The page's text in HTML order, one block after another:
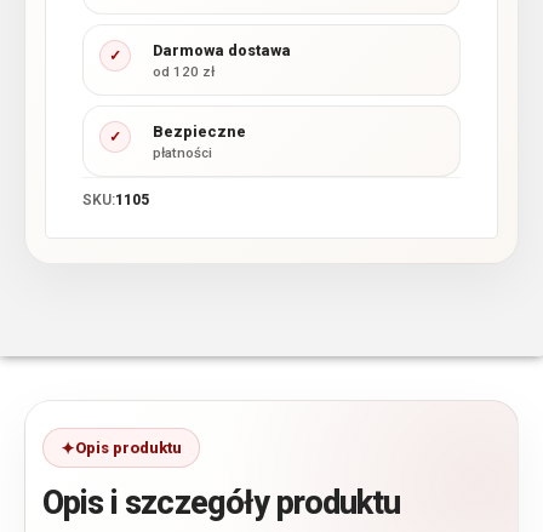
✓ Darmowa dostawa
od 120 zł
✓ Bezpieczne
płatności
SKU:1105
Opis produktu
Opis i szczegóły produktu